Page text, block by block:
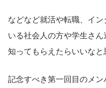
などなど就活や転職、イ
いる社会人の方や学生さ
知ってもらえたらいいな
記念すべき第一回目のメ